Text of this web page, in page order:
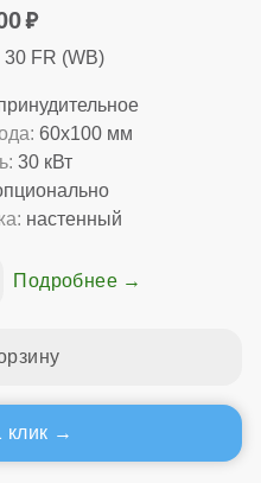
FR (WB)
60x100 мм
30 кВт
настенный
Подробнее
клик